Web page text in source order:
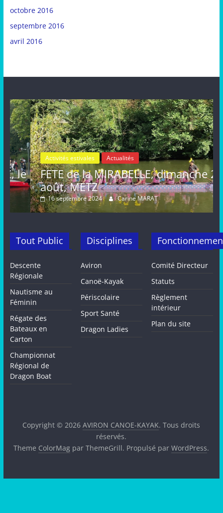
octobre 2016
septembre 2016
avril 2016
Activités estivales Actualités
FETE de la MIRABELLE, dimanche 25
août, METZ
16 septembre 2024 Carine MARAT
Tout Public
Descente
Régionale
Nautisme au
Féminin
Régate des
Bateaux en
Carton
Championnat
Régional de
Dragon Boat
Disciplines
Aviron
Canoë-Kayak
Périscolaire
Sport Santé
Dragon Ladies
Comité Directeur
Statuts
Règlement
intérieur
Plan du site
Copyright © 2026AVIRON CANOE-KAYAK. Tous droits
réservés.
Theme ColorMag par ThemeGrill. Propulsé parWordPress.